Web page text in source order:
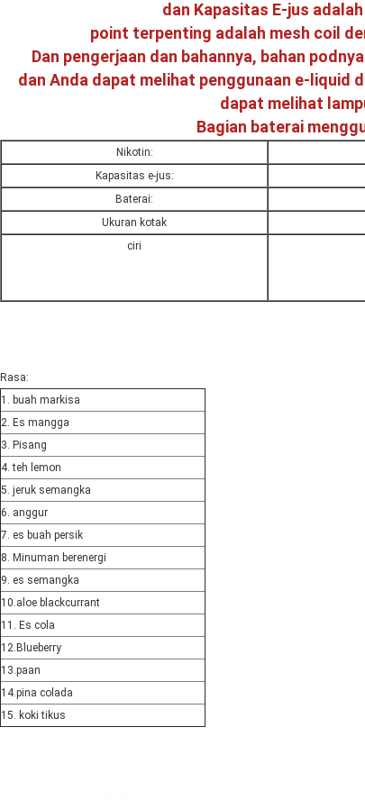
dan Kapasitas E-jus
point terpenting adalah mesh coil
Dan pengerjaan dan bahannya, bahan
dan Anda dapat melihat penggunaan e-liquid
dapat melihat
Bagian baterai
Nikotin:
Kapasitas e-jus:
Baterai:
Ukuran kotak
ciri
Rasa:
1. buah markisa
2. Es mangga
3. Pisang
4. teh lemon
5. jeruk semangka
6. anggur
7. es buah persik
8. Minuman berenergi
9. es semangka
10.aloe blackcurrant
11. Es cola
12.Blueberry
13.paan
14.pina colada
15. koki tikus